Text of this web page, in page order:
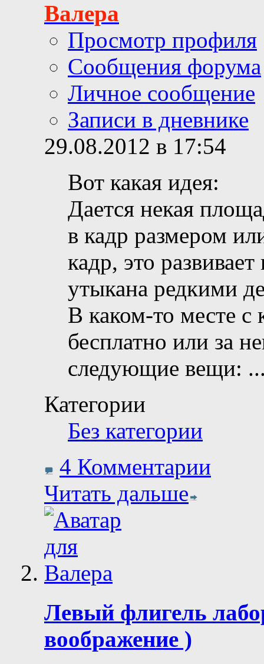
Валера
Просмотр профиля
Сообщения форума
Личное сообщение
Записи в дневнике
29.08.2012 в 17:54
Вот какая идея:
Дается некая
в кадр размером
кадр, это
утыкана редкими
В каком-то месте
бесплатно или за
следующие вещи:
Категории
Без категории
4 Комментарии
Читать дальше
Левый флигель
воображение )